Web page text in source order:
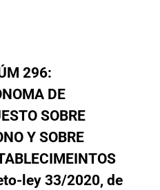
296:
DE
SOBRE
Y SOBRE
ley 33/2020, de